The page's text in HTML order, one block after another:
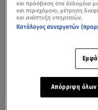
και πρόσβαση στα δεδομένα
και περιεχόμενο, μέτρηση
και ανάπτυξη υπηρεσιών.
Κατάλογος συνεργατών
Απόρριψη όλων